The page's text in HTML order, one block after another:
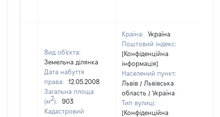
Вид об'єкта:
Земельна ділянка
Дата набуття
права:
12.05.2008
Загальна площа
(м2):
903
Кадастровий
Країна:
Україна
Поштовий індекс:
[Конфіденційна
інформація]
Населений пункт:
Львів / Львівська
область / Україна
Тип вулиці:
[Конфіденційна